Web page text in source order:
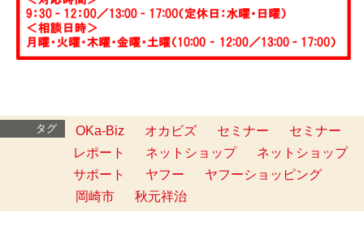
タグ OKa-Biz オカビズ セミナー
セミナー
レポート
ネットショップ
ネットショップ
サポート
ヤフー
ヤフーショッピング
岡崎市
秋元祥治